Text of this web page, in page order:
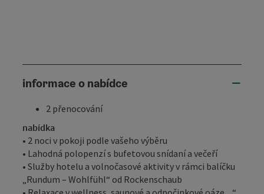
informace o nabídce
2 přenocování
nabídka
• 2 noci v pokoji podle vašeho výběru
• Lahodná polopenzí s bufetovou snídaní a večeří
• Služby hotelu a volnočasové aktivity v rámci balíčku
„Rundum – Wohlfühl“ od Rockenschaub